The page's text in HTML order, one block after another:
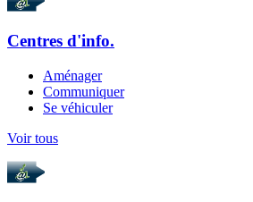
Centres d'info.
Aménager
Communiquer
Se véhiculer
Voir tous